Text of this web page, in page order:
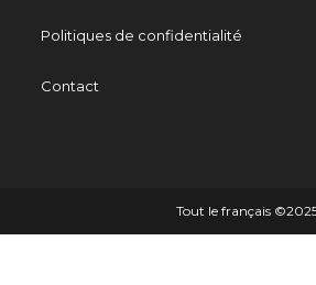
Politiques de confidentialité
Contact
Tout le français